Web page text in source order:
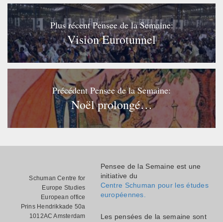
Plus récent Pensee de la Semaine:
Vision Eurotunnel
Précédent Pensee de la Semaine:
Noël prolongé…
Schuman Centre for
Europe Studies
European office
Prins Hendrikkade 50a
1012AC Amsterdam
Pensee de la Semaine est une
initiative du
Centre Schuman pour les études
européennes.
Les pensées de la semaine sont